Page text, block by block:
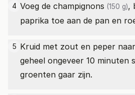
4 Voeg de champignons (150 g),
paprika toe aan de pan en
5 Kruid met zout en peper
geheel ongeveer 10 minuten
groenten gaar zijn.